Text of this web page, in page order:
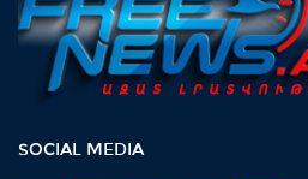
SOCIAL MEDIA